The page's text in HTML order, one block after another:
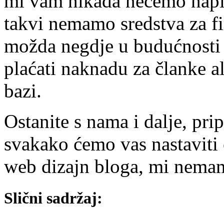
takvi nemamo sredstva za
možda negdje u
plaćati naknadu za članke
bazi.
Ostanite s nama i dalje,
svakako ćemo vas
web dizajn bloga, mi
Slični sadržaj: